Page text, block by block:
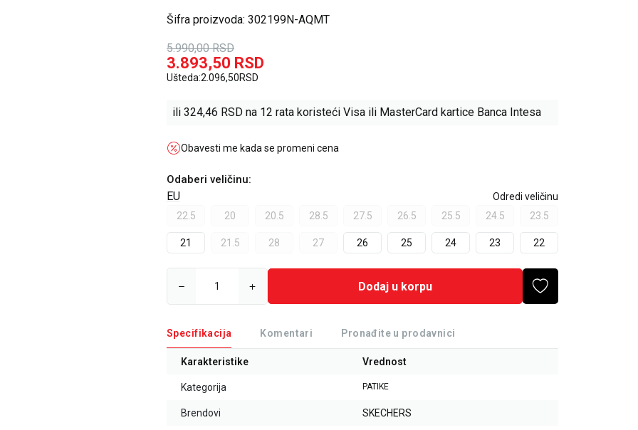
Šifra proizvoda: 302199N-AQMT
5.990,00 RSD
3.893,50 RSD
Ušteda:2.096,50RSD
ili 324,46 RSD na 12 rata koristeći Visa ili MasterCard kartice Banca Intesa
Obavesti me kada se promeni cena
Odaberi veličinu:
EU
Odredi veličinu
22.5
20 20.5 28.5 27.5 26.5 25.5 24.5 23.5
21 21.5 28 27 26 25 24 23 22
Dodaj u korpu
Specifikacija Komentari Pronađite u prodavnici
Karakteristike Vrednost
Kategorija PATIKE
Brendovi SKECHERS